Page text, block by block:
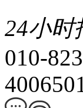
24小时
010-